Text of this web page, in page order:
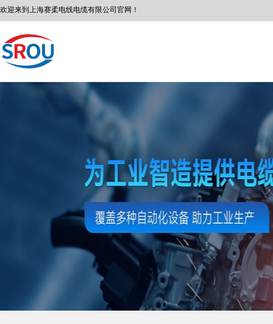
欢迎来到 上海赛柔电线电缆有限公司 官网！